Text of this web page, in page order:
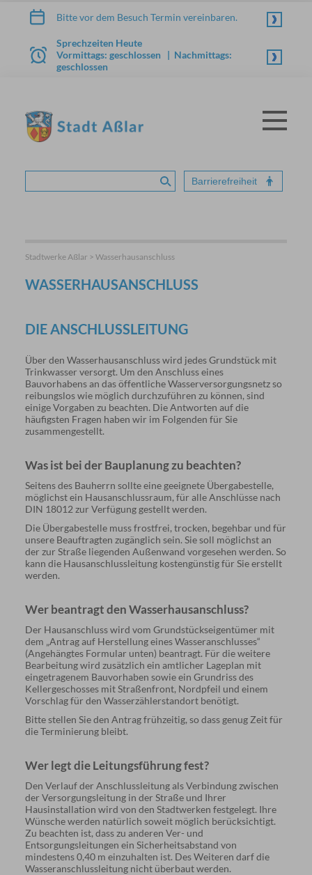
Zum Inhalt springen
Bitte vor dem Besuch Termin vereinbaren.
Sprechzeiten Heute
Vormittags: geschlossen | Nachmittags:
geschlossen
Menü
Suche absenden
Barrierefreiheit
Stadtwerke Aßlar > Wasserhausanschluss
WASSERHAUSANSCHLUSS
DIE ANSCHLUSSLEITUNG
Über den Wasserhausanschluss wird jedes Grundstück mit
Trinkwasser versorgt. Um den Anschluss eines
Bauvorhabens an das öffentliche Wasserversorgungsnetz so
reibungslos wie möglich durchzuführen zu können, sind
einige Vorgaben zu beachten. Die Antworten auf die
häufigsten Fragen haben wir im Folgenden für Sie
zusammengestellt.
Was ist bei der Bauplanung zu beachten?
Seitens des Bauherrn sollte eine geeignete Übergabestelle,
möglichst ein Hausanschlussraum, für alle Anschlüsse nach
DIN 18012 zur Verfügung gestellt werden.
Die Übergabestelle muss frostfrei, trocken, begehbar und für
unsere Beauftragten zugänglich sein. Sie soll möglichst an
der zur Straße liegenden Außenwand vorgesehen werden. So
kann die Hausanschlussleitung kostengünstig für Sie erstellt
werden.
Wer beantragt den Wasserhausanschluss?
Der Hausanschluss wird vom Grundstückseigentümer mit
dem „Antrag auf Herstellung eines Wasseranschlusses“
(Angehängtes Formular unten) beantragt. Für die weitere
Bearbeitung wird zusätzlich ein amtlicher Lageplan mit
eingetragenem Bauvorhaben sowie ein Grundriss des
Kellergeschosses mit Straßenfront, Nordpfeil und einem
Vorschlag für den Wasserzählerstandort benötigt.
Bitte stellen Sie den Antrag frühzeitig, so dass genug Zeit für
die Terminierung bleibt.
Wer legt die Leitungsführung fest?
Den Verlauf der Anschlussleitung als Verbindung zwischen
der Versorgungsleitung in der Straße und Ihrer
Hausinstallation wird von den Stadtwerken festgelegt. Ihre
Wünsche werden natürlich soweit möglich berücksichtigt.
Zu beachten ist, dass zu anderen Ver- und
Entsorgungsleitungen ein Sicherheitsabstand von
mindestens 0,40 m einzuhalten ist. Des Weiteren darf die
Wasseranschlussleitung nicht überbaut werden.